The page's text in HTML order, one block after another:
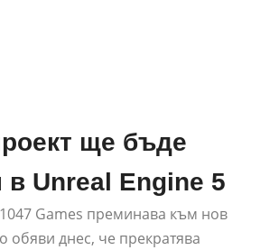
ще бъде
в Unreal Engine 5
Games преминава към нов
обяви днес, че прекратява